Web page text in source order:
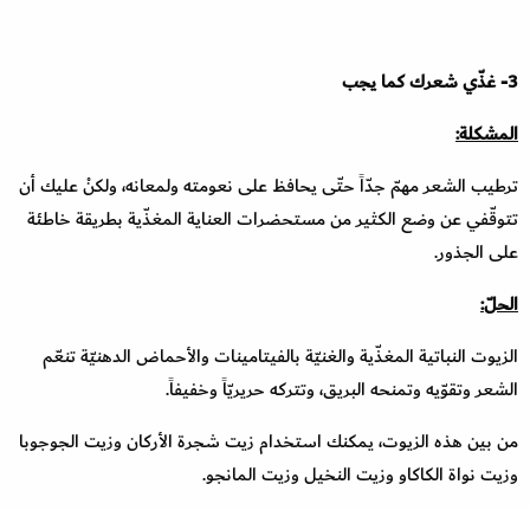
3- غذّي شعرك كما يجب
المشكلة:
ترطيب الشعر مهمّ جدّاً حتّى يحافظ على نعومته ولمعانه، ولكنْ عليك أن
تتوقّفي عن وضع الكثير من مستحضرات العناية المغذّية بطريقة خاطئة
على الجذور.
الحلّ:
الزيوت النباتية المغذّية والغنيّة بالفيتامينات والأحماض الدهنيّة تنعّم
الشعر وتقوّيه وتمنحه البريق، وتتركه حريريّاً وخفيفاً.
من بين هذه الزيوت، يمكنك استخدام زيت شجرة الأركان وزيت الجوجوبا
وزيت نواة الكاكاو وزيت النخيل وزيت المانجو.